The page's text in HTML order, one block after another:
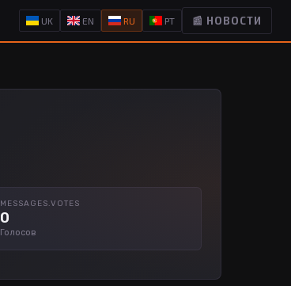
UK EN RU PT 📰 НОВОСТИ
MESSAGES.VOTES
0
Голосов